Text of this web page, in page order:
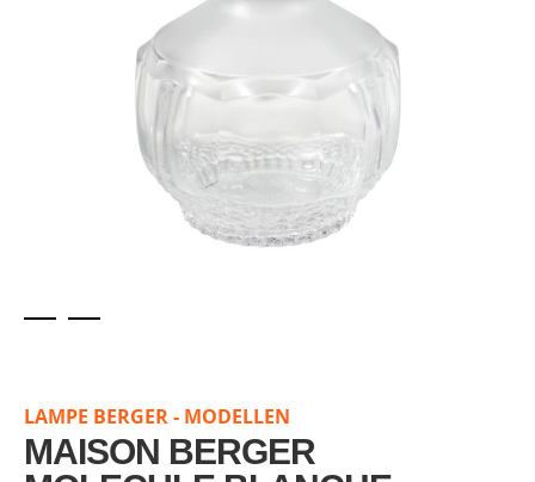
beginning
of
the
LAMPE BERGER - MODELLEN
MAISON BERGER